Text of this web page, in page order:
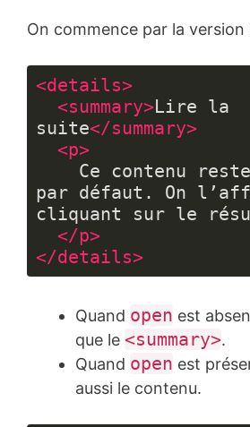
On commence par la version
<details>
<summary>Lire la
suite</summary>
<p>
par défaut. On
cliquant sur le
</p>
</details>
code :
)
Quand open est
que le <summary>.
Quand open est
aussi le contenu.